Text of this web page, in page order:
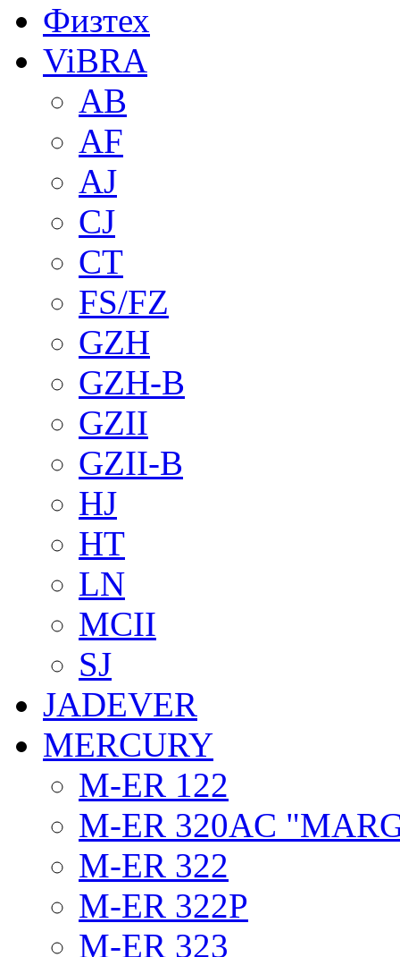
Физтех
ViBRA
AB
AF
AJ
CJ
CT
FS/FZ
GZH
GZH-B
GZII
GZII-B
HJ
HT
LN
MCII
SJ
JADEVER
MERCURY
M-ER 122
M-ER 320AC
M-ER 322
M-ER 322P
M-ER 323